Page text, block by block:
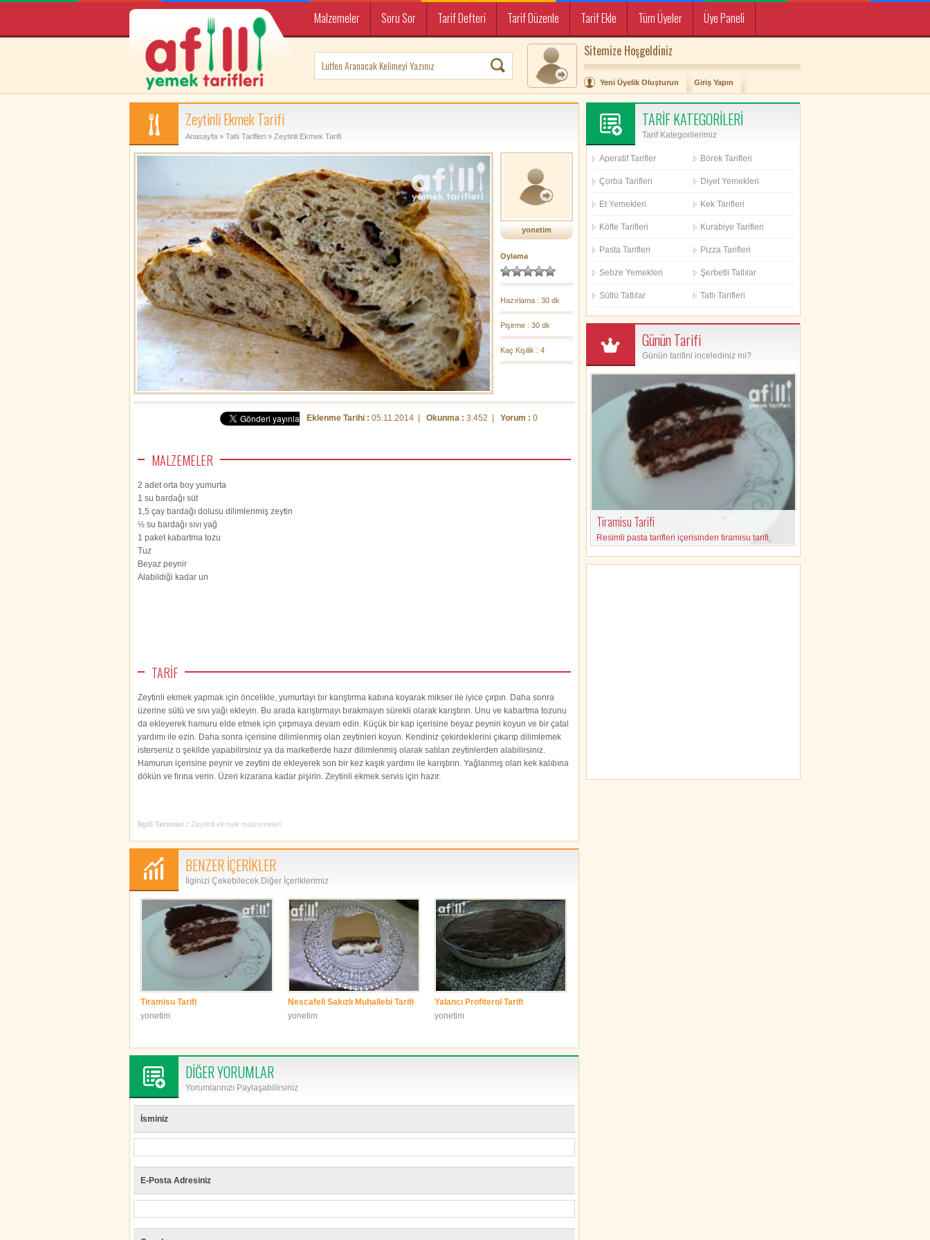
Malzemeler Soru Sor Tarif Defteri Tarif Düzenle Tarif Ekle Tüm Üyeler
Üye Paneli
Sitemize Hoşgeldiniz
Yeni Üyelik Oluşturun Giriş Yapın
Zeytinli Ekmek Tarifi
Anasayfa » Tatlı Tarifleri » Zeytinli Ekmek Tarifi
yonetim
Oylama
Hazırlama : 30 dk
Pişirme : 30 dk
Kaç Kişilik : 4
Eklenme Tarihi : 05.11.2014 | Okunma : 3.452 | Yorum : 0
MALZEMELER
2 adet orta boy yumurta
1 su bardağı süt
1,5 çay bardağı dolusu dilimlenmiş zeytin
½ su bardağı sıvı yağ
1 paket kabartma tozu
Tuz
Beyaz peynir
Alabildiği kadar un
TARİF
Zeytinli ekmek yapmak için öncelikle, yumurtayı bir karıştırma kabına koyarak mikser ile iyice çırpın. Daha sonra
üzerine sütü ve sıvı yağı ekleyin. Bu arada karıştırmayı bırakmayın sürekli olarak karıştırın. Unu ve kabartma tozunu
da ekleyerek hamuru elde etmek için çırpmaya devam edin. Küçük bir kap içerisine beyaz peyniri koyun ve bir çatal
yardımı ile ezin. Daha sonra içerisine dilimlenmiş olan zeytinleri koyun. Kendiniz çekirdeklerini çıkarıp dilimlemek
isterseniz o şekilde yapabilirsiniz ya da marketlerde hazır dilimlenmiş olarak satılan zeytinlerden alabilirsiniz.
Hamurun içerisine peynir ve zeytini de ekleyerek son bir kez kaşık yardımı ile karıştırın. Yağlanmış olan kek kalıbına
dökün ve fırına verin. Üzeri kızarana kadar pişirin. Zeytinli ekmek servis için hazır.
İlgili Terimler : Zeytinli ekmek malzemeleri
BENZER İÇERİKLER
İlginizi Çekebilecek Diğer İçeriklerimiz
Tiramisu Tarifi
yonetim
Nescafeli Sakızlı Muhallebi Tarifi
yonetim
Yalancı Profiterol Tarifi
yonetim
DİĞER YORUMLAR
Yorumlarınızı Paylaşabilirsiniz
İsminiz
E-Posta Adresiniz
TARİF KATEGORİLERİ
Tarif Kategorilerimiz
Aperatif Tarifler Börek Tarifleri
Çorba Tarifleri Diyet Yemekleri
Et Yemekleri Kek Tarifleri
Köfte Tarifleri Kurabiye Tarifleri
Pasta Tarifleri Pizza Tarifleri
Sebze Yemekleri Şerbetli Tatlılar
Sütlü Tatlılar Tatlı Tarifleri
Günün Tarifi
Günün tarifini incelediniz mi?
Tiramisu Tarifi
Resimli pasta tarifleri içerisinden tiramisu tarifi,